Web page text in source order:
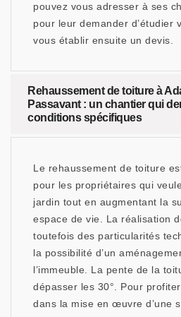
pouvez vous adresser à ses
pour leur demander d’étudier
vous établir ensuite un devis.
Rehaussement de toiture à
Passavant : un chantier qui
conditions spécifiques
Le rehaussement de toiture
pour les propriétaires qui
jardin tout en augmentant la
espace de vie. La réalisation
toutefois des particularités
la possibilité d’un
l’immeuble. La pente de la
dépasser les 30°. Pour
dans la mise en œuvre d’une